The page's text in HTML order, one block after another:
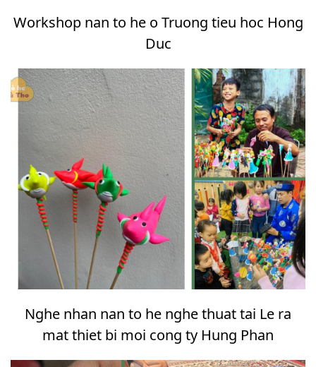
Workshop nan to he o Truong tieu hoc Hong
Duc
Nghe nhan nan to he nghe thuat tai Le ra
mat thiet bi moi cong ty Hung Phan